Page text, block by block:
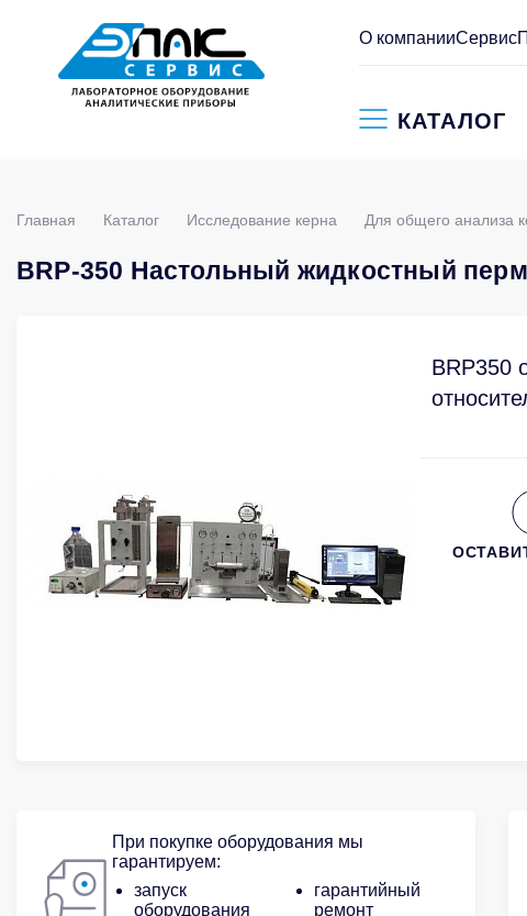
О компанииСервис
КАТАЛОГ
Главная Каталог Исследование керна Для общего анализа
BRP-350 Настольный жидкостный
BRP350
При покупке оборудования мы
гарантируем:
запуск
оборудования
гарантийный
ремонт